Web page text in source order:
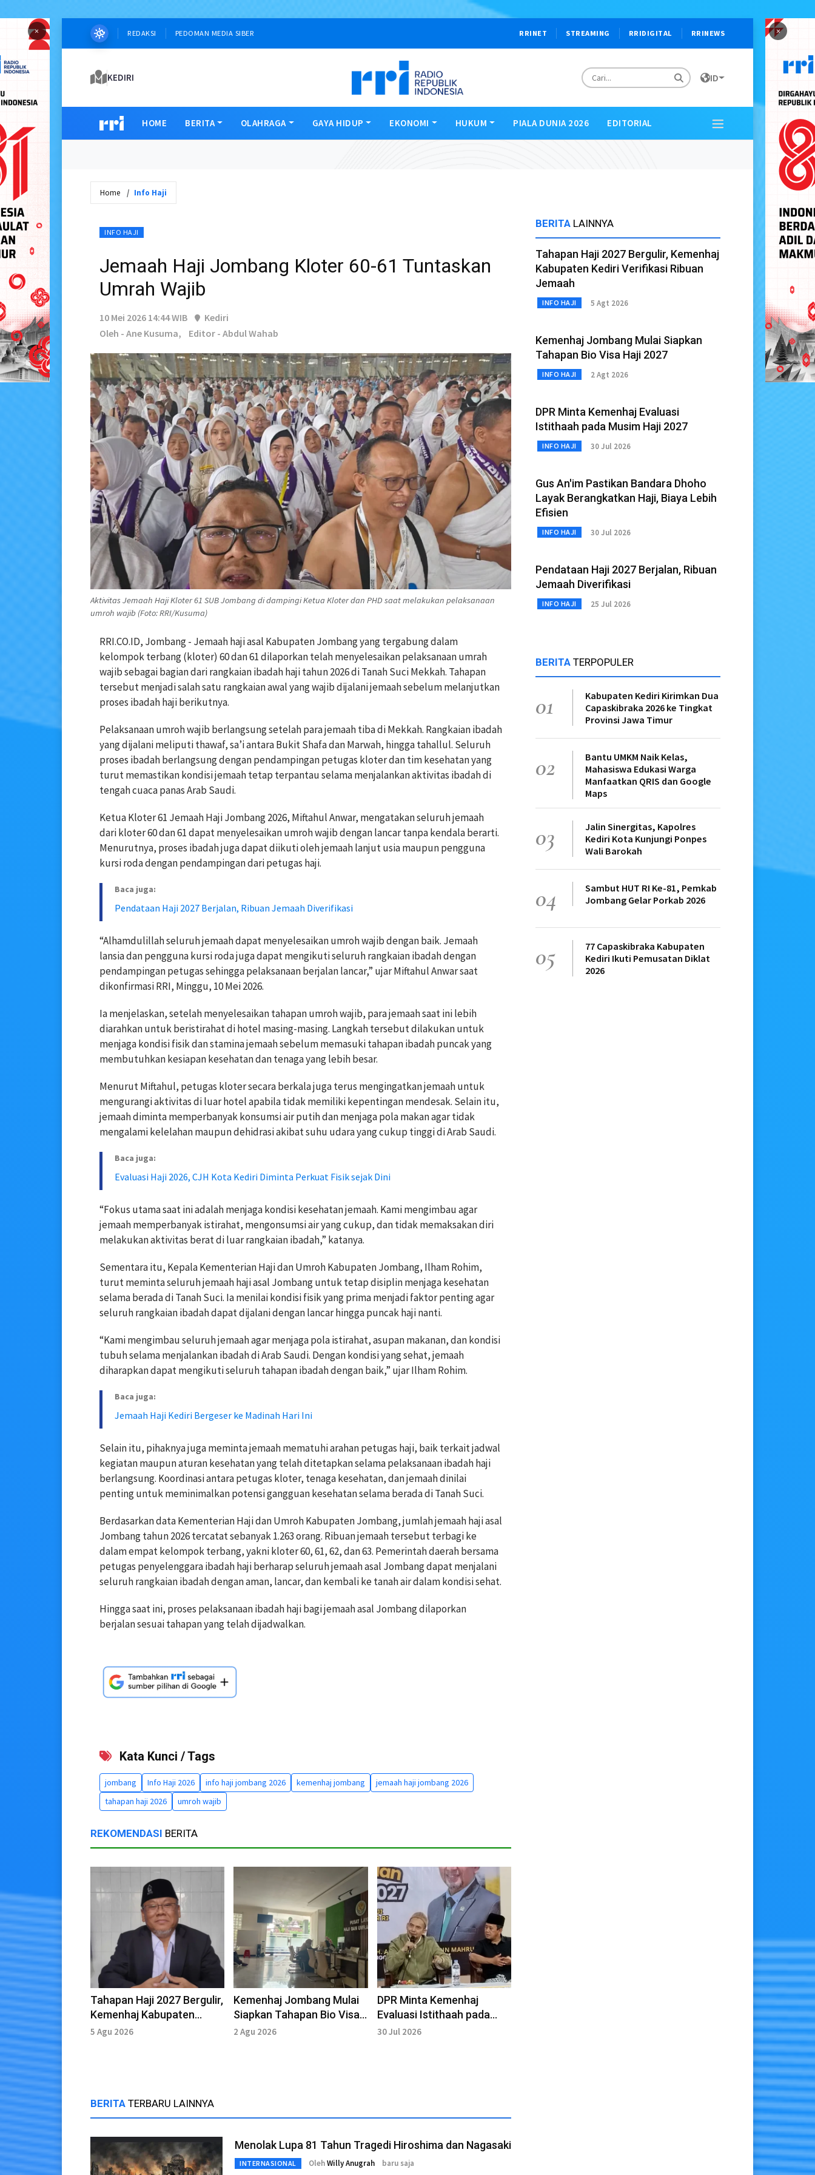
× ×
REDAKSI PEDOMAN MEDIA SIBER RRINET STREAMING RRIDIGITAL RRINEWS
KEDIRI ID
HOME BERITA OLAHRAGA GAYA HIDUP EKONOMI HUKUM PIALA DUNIA 2026 EDITORIAL
Home Info Haji
INFO HAJI
Jemaah Haji Jombang Kloter 60-61 Tuntaskan
Umrah Wajib
10 Mei 2026 14:44 WIB
Kediri
Oleh - Ane Kusuma,
Editor - Abdul Wahab
Aktivitas Jemaah Haji Kloter 61 SUB Jombang di dampingi Ketua Kloter dan PHD saat melakukan pelaksanaan
umroh wajib (Foto: RRI/Kusuma)
RRI.CO.ID, Jombang - Jemaah haji asal Kabupaten Jombang yang tergabung dalam
kelompok terbang (kloter) 60 dan 61 dilaporkan telah menyelesaikan pelaksanaan umrah
wajib sebagai bagian dari rangkaian ibadah haji tahun 2026 di Tanah Suci Mekkah. Tahapan
tersebut menjadi salah satu rangkaian awal yang wajib dijalani jemaah sebelum melanjutkan
proses ibadah haji berikutnya.
Pelaksanaan umroh wajib berlangsung setelah para jemaah tiba di Mekkah. Rangkaian ibadah
yang dijalani meliputi thawaf, sa’i antara Bukit Shafa dan Marwah, hingga tahallul. Seluruh
proses ibadah berlangsung dengan pendampingan petugas kloter dan tim kesehatan yang
turut memastikan kondisi jemaah tetap terpantau selama menjalankan aktivitas ibadah di
tengah cuaca panas Arab Saudi.
Ketua Kloter 61 Jemaah Haji Jombang 2026, Miftahul Anwar, mengatakan seluruh jemaah
dari kloter 60 dan 61 dapat menyelesaikan umroh wajib dengan lancar tanpa kendala berarti.
Menurutnya, proses ibadah juga dapat diikuti oleh jemaah lanjut usia maupun pengguna
kursi roda dengan pendampingan dari petugas haji.
Baca juga:
Pendataan Haji 2027 Berjalan, Ribuan Jemaah Diverifikasi
“Alhamdulillah seluruh jemaah dapat menyelesaikan umroh wajib dengan baik. Jemaah
lansia dan pengguna kursi roda juga dapat mengikuti seluruh rangkaian ibadah dengan
pendampingan petugas sehingga pelaksanaan berjalan lancar,” ujar Miftahul Anwar saat
dikonfirmasi RRI, Minggu, 10 Mei 2026.
Ia menjelaskan, setelah menyelesaikan tahapan umroh wajib, para jemaah saat ini lebih
diarahkan untuk beristirahat di hotel masing-masing. Langkah tersebut dilakukan untuk
menjaga kondisi fisik dan stamina jemaah sebelum memasuki tahapan ibadah puncak yang
membutuhkan kesiapan kesehatan dan tenaga yang lebih besar.
Menurut Miftahul, petugas kloter secara berkala juga terus mengingatkan jemaah untuk
mengurangi aktivitas di luar hotel apabila tidak memiliki kepentingan mendesak. Selain itu,
jemaah diminta memperbanyak konsumsi air putih dan menjaga pola makan agar tidak
mengalami kelelahan maupun dehidrasi akibat suhu udara yang cukup tinggi di Arab Saudi.
Baca juga:
Evaluasi Haji 2026, CJH Kota Kediri Diminta Perkuat Fisik sejak Dini
“Fokus utama saat ini adalah menjaga kondisi kesehatan jemaah. Kami mengimbau agar
jemaah memperbanyak istirahat, mengonsumsi air yang cukup, dan tidak memaksakan diri
melakukan aktivitas berat di luar rangkaian ibadah,” katanya.
Sementara itu, Kepala Kementerian Haji dan Umroh Kabupaten Jombang, Ilham Rohim,
turut meminta seluruh jemaah haji asal Jombang untuk tetap disiplin menjaga kesehatan
selama berada di Tanah Suci. Ia menilai kondisi fisik yang prima menjadi faktor penting agar
seluruh rangkaian ibadah dapat dijalani dengan lancar hingga puncak haji nanti.
“Kami mengimbau seluruh jemaah agar menjaga pola istirahat, asupan makanan, dan kondisi
tubuh selama menjalankan ibadah di Arab Saudi. Dengan kondisi yang sehat, jemaah
diharapkan dapat mengikuti seluruh tahapan ibadah dengan baik,” ujar Ilham Rohim.
Baca juga:
Jemaah Haji Kediri Bergeser ke Madinah Hari Ini
Selain itu, pihaknya juga meminta jemaah mematuhi arahan petugas haji, baik terkait jadwal
kegiatan maupun aturan kesehatan yang telah ditetapkan selama pelaksanaan ibadah haji
berlangsung. Koordinasi antara petugas kloter, tenaga kesehatan, dan jemaah dinilai
penting untuk meminimalkan potensi gangguan kesehatan selama berada di Tanah Suci.
Berdasarkan data Kementerian Haji dan Umroh Kabupaten Jombang, jumlah jemaah haji asal
Jombang tahun 2026 tercatat sebanyak 1.263 orang. Ribuan jemaah tersebut terbagi ke
dalam empat kelompok terbang, yakni kloter 60, 61, 62, dan 63. Pemerintah daerah bersama
petugas penyelenggara ibadah haji berharap seluruh jemaah asal Jombang dapat menjalani
seluruh rangkaian ibadah dengan aman, lancar, dan kembali ke tanah air dalam kondisi sehat.
Hingga saat ini, proses pelaksanaan ibadah haji bagi jemaah asal Jombang dilaporkan
berjalan sesuai tahapan yang telah dijadwalkan.
Kata Kunci / Tags
jombang Info Haji 2026 info haji jombang 2026 kemenhaj jombang
jemaah haji jombang 2026
tahapan haji 2026
umroh wajib
REKOMENDASI BERITA
Tahapan Haji 2027 Bergulir,
Kemenhaj Kabupaten
Kediri Verifikasi Ribuan
5 Agu 2026
Kemenhaj Jombang Mulai
Siapkan Tahapan Bio Visa
Haji 2027
2 Agu 2026
DPR Minta Kemenhaj
Evaluasi Istithaah pada
Musim Haji 2027
30 Jul 2026
BERITA TERBARU LAINNYA
Menolak Lupa 81 Tahun Tragedi Hiroshima dan Nagasaki
INTERNASIONAL OlehWilly Anugrah baru saja
BERITA LAINNYA
Tahapan Haji 2027 Bergulir, Kemenhaj
Kabupaten Kediri Verifikasi Ribuan
Jemaah
INFO HAJI 5 Agt 2026
Kemenhaj Jombang Mulai Siapkan
Tahapan Bio Visa Haji 2027
INFO HAJI 2 Agt 2026
DPR Minta Kemenhaj Evaluasi
Istithaah pada Musim Haji 2027
INFO HAJI 30 Jul 2026
Gus An'im Pastikan Bandara Dhoho
Layak Berangkatkan Haji, Biaya Lebih
Efisien
INFO HAJI 30 Jul 2026
Pendataan Haji 2027 Berjalan, Ribuan
Jemaah Diverifikasi
INFO HAJI 25 Jul 2026
BERITA TERPOPULER
01
Kabupaten Kediri Kirimkan Dua
Capaskibraka 2026 ke Tingkat
Provinsi Jawa Timur
02
Bantu UMKM Naik Kelas,
Mahasiswa Edukasi Warga
Manfaatkan QRIS dan Google
Maps
03
Jalin Sinergitas, Kapolres
Kediri Kota Kunjungi Ponpes
Wali Barokah
04
Sambut HUT RI Ke-81, Pemkab
Jombang Gelar Porkab 2026
05
77 Capaskibraka Kabupaten
Kediri Ikuti Pemusatan Diklat
2026